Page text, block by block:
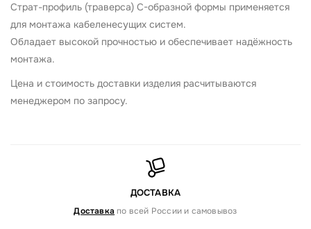
Страт-профиль (траверса) С-образной формы применяется
для монтажа кабеленесущих систем.
Обладает высокой прочностью и обеспечивает надёжность
монтажа.
Цена и стоимость доставки изделия расчитываются
менеджером по запросу.
ДОСТАВКА
Доставка по всей России и самовывоз